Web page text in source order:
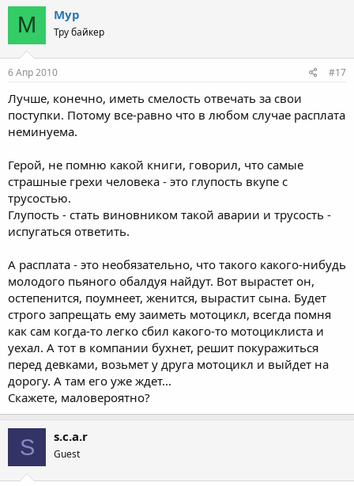
М Мур
Тру байкер
6 Апр 2010 #17
Лучше, конечно, иметь смелость отвечать за свои
поступки. Потому все-равно что в любом случае расплата
неминуема.
Герой, не помню какой книги, говорил, что самые
страшные грехи человека - это глупость вкупе с
трусостью.
Глупость - стать виновником такой аварии и трусость -
испугаться ответить.
А расплата - это необязательно, что такого какого-нибудь
молодого пьяного обалдуя найдут. Вот вырастет он,
остепенится, поумнеет, женится, вырастит сына. Будет
строго запрещать ему заиметь мотоцикл, всегда помня
как сам когда-то легко сбил какого-то мотоциклиста и
уехал. А тот в компании бухнет, решит покуражиться
перед девками, возьмет у друга мотоцикл и выйдет на
дорогу. А там его уже ждет...
Скажете, маловероятно?
S s.c.a.r
Guest